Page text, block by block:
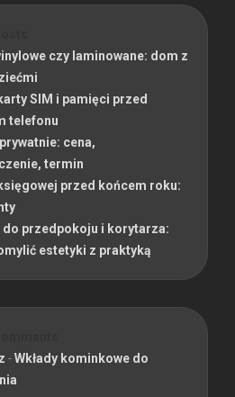
czy laminowane: dom z
SIM i pamięci przed
telefonu
cena,
termin
przed końcem roku:
do przedpokoju i korytarza:
estetyki z praktyką
-Wkłady kominkowe do